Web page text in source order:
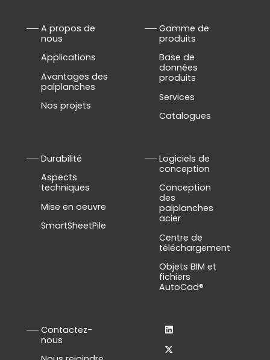
A propos de
nous
Applications
Avantages des
palplanches
Nos projets
Gamme de
produits
Base de
données
produits
Services
Catalogues
Durabilité
Aspects
techniques
Mise en oeuvre
SmartSheetPile
Logiciels de
conception
Conception
des
palplanches
acier
Centre de
téléchargement
Objets BIM et
fichiers
AutoCad®
Contactez-
nous